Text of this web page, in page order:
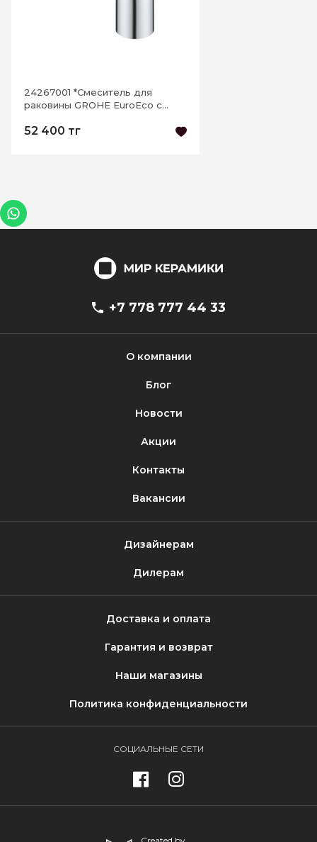
24267001 *Смеситель для
раковины GROHE EuroEco c
size, хром
52 400 тг
+7 778 777 44 33
О компании
Блог
Новости
Акции
Контакты
Вакансии
Дизайнерам
Дилерам
Доставка и оплата
Гарантия и возврат
Наши магазины
Политика конфиденциальности
СОЦИАЛЬНЫЕ СЕТИ